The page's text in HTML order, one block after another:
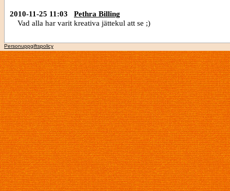
2010-11-25 11:03
Pethra Billing
Vad alla har varit kreativa jättekul att se ;)
Personuppgiftspolicy